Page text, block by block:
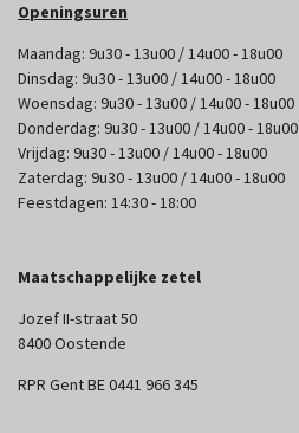
Openingsuren
Maandag: 9u30 - 13u00 / 14u00 - 18u00
Dinsdag: 9u30 - 13u00 / 14u00 - 18u00
Woensdag: 9u30 - 13u00 / 14u00 - 18u00
Donderdag: 9u30 - 13u00 / 14u00 - 18u00
Vrijdag: 9u30 - 13u00 / 14u00 - 18u00
Zaterdag: 9u30 - 13u00 / 14u00 - 18u00
Feestdagen: 14:30 - 18:00
Maatschappelijke zetel
Jozef II-straat 50
8400 Oostende
RPR Gent BE 0441 966 345